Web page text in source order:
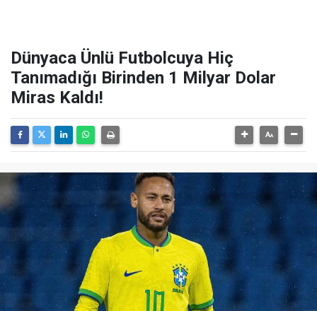
Dünyaca Ünlü Futbolcuya Hiç
Tanımadığı Birinden 1 Milyar Dolar
Miras Kaldı!